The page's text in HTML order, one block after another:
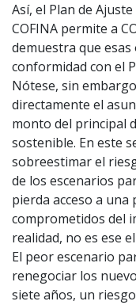
Así, el Plan de
COFINA permite a
demuestra que
conformidad con el
Nótese, sin
directamente el
monto del principal
sostenible. En este
sobreestimar el
de los escenarios
pierda acceso a
comprometidos del
realidad, no es ese
El peor escenario
renegociar los
siete años, un